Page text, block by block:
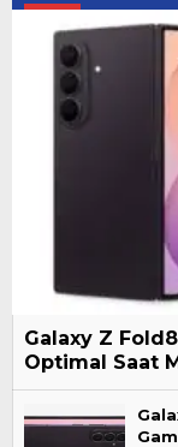
Galaxy Z
Optimal Saat